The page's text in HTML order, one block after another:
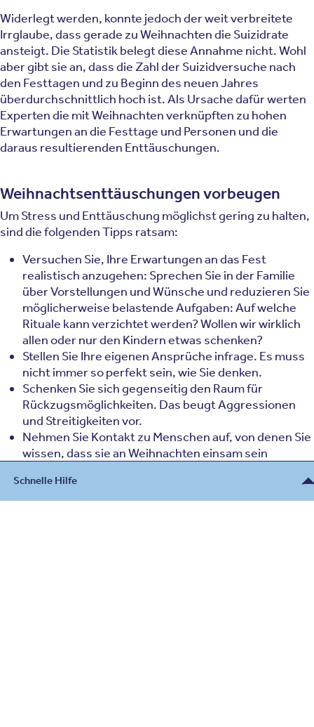
Schnelle Hilfe
Widerlegt werden, konnte jedoch der weit verbreitete
Irrglaube, dass gerade zu Weihnachten die Suizidrate
ansteigt. Die Statistik belegt diese Annahme nicht. Wohl
aber gibt sie an, dass die Zahl der Suizidversuche nach
den Festtagen und zu Beginn des neuen Jahres
überdurchschnittlich hoch ist. Als Ursache dafür werten
Experten die mit Weihnachten verknüpften zu hohen
Erwartungen an die Festtage und Personen und die
daraus resultierenden Enttäuschungen.
Weihnachtsenttäuschungen vorbeugen
Um Stress und Enttäuschung möglichst gering zu halten,
sind die folgenden Tipps ratsam:
Versuchen Sie, Ihre Erwartungen an das Fest
realistisch anzugehen: Sprechen Sie in der Familie
über Vorstellungen und Wünsche und reduzieren Sie
möglicherweise belastende Aufgaben: Auf welche
Rituale kann verzichtet werden? Wollen wir wirklich
allen oder nur den Kindern etwas schenken?
Stellen Sie Ihre eigenen Ansprüche infrage. Es muss
nicht immer so perfekt sein, wie Sie denken.
Schenken Sie sich gegenseitig den Raum für
Rückzugsmöglichkeiten. Das beugt Aggressionen
und Streitigkeiten vor.
Nehmen Sie Kontakt zu Menschen auf, von denen Sie
wissen, dass sie an Weihnachten einsam sein
Wenn Sie selbst einsam sind, bemühen Sie sich
frühzeitig um Alternativen in Ihrer Stadt, wie man den